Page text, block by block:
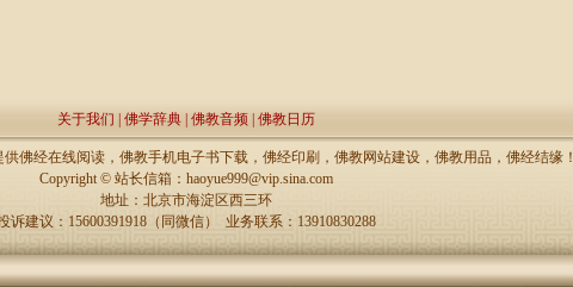
关于我们 佛学辞典 佛教音频 佛教日历
供佛经在线阅读，佛教手机电子书下载，佛经印刷，佛教网站建设，佛教用品，佛经结缘！
Copyright © 站长信箱：haoyue999@vip.sina.com
地址：北京市海淀区西三环
诉建议：15600391918（同微信） 业务联系：13910830288